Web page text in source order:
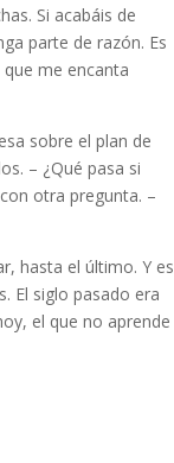
Si acabáis de
parte de razón. Es
me encanta
sobre el plan de
– ¿Qué pasa si
otra pregunta. –
hasta el último. Y es
El siglo pasado era
el que no aprende